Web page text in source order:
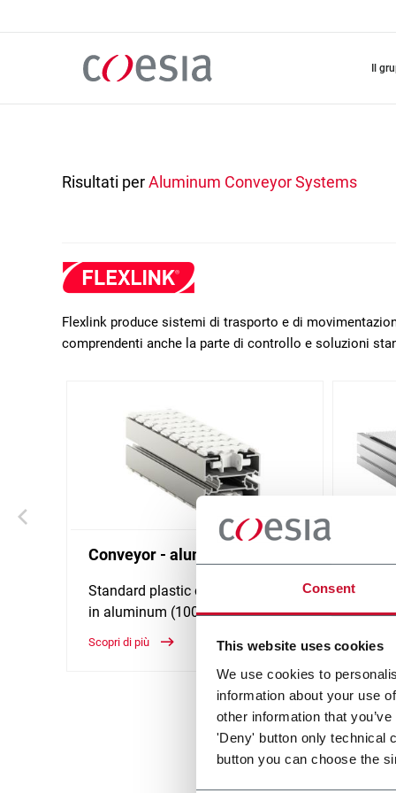
Consent
This website uses cookies
We use cookies to
information about your use
other information that
'Deny' button only technical
button you can choose the
il
Risultati perAluminum Conveyor Systems
Flexlink produce sistemi di trasporto e di
comprendenti anche la parte di controllo e soluzioni
Conveyor - aluminum
Standard plastic chain conveyor
in aluminum (1000 ppm)
Scopri di più
Belt
Scopri